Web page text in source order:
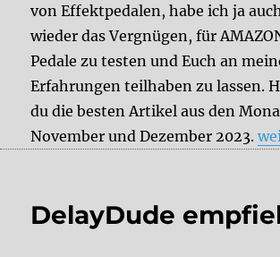
von Effektpedalen, habe ich ja
wieder das Vergnügen, für
Pedale zu testen und Euch an
Erfahrungen teilhaben zu lassen.
du die besten Artikel aus den
November und Dezember 2023.
DelayDude